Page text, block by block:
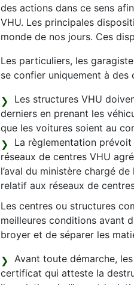
des actions dans ce sens
VHU. Les principales
monde de nos jours. Ces
Les particuliers, les
se confier uniquement à
Les structures VHU
derniers en prenant les
que les voitures soient au
La règlementation
réseaux de centres VHU
l’aval du ministère chargé
relatif aux réseaux de
Les centres ou structures
meilleures conditions avant
broyer et de séparer les
Avant toute démarche,
certificat qui atteste la